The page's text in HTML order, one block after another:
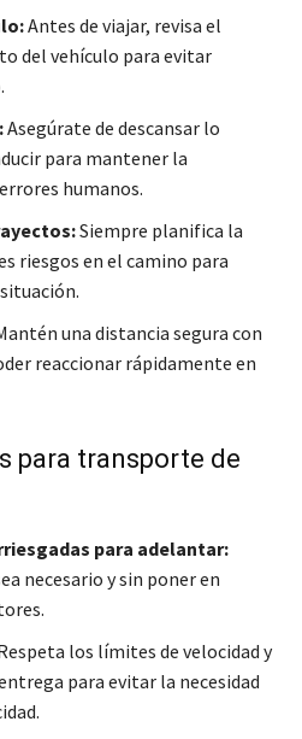
Antes de viajar, revisa el
del vehículo para evitar
Asegúrate de descansar lo
para mantener la
humanos.
Siempre planifica la
riesgos en el camino para
una distancia segura con
reaccionar rápidamente en
para transporte de
para adelantar:
necesario y sin poner en
los límites de velocidad y
para evitar la necesidad